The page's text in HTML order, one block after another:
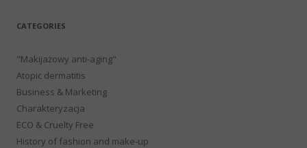
CATEGORIES
"Makijażowy anti-aging"
Atopic dermatitis
Business & Marketing
Charakteryzacja
ECO & Cruelty Free
History of fashion and make-up